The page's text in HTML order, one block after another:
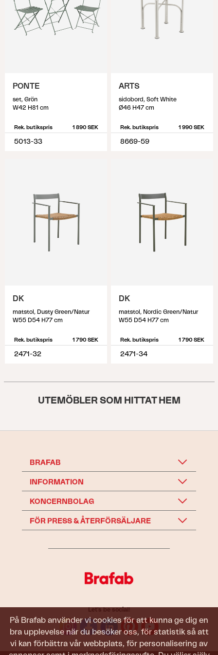
På Brafab använder vi cookies för att kunna ge dig en
bra upplevelse när du besöker oss, för statistik så att
vi kan förbättra vår webbplats, för personalisering av
PONTE
set, Grön
W42 H81 cm
Rek. butikspris 1 890 SEK
5013-33
ARTS
sidobord, Soft White
Ø46 H47 cm
Rek. butikspris 1 990 SEK
8669-59
DK
matstol, Dusty Green/Natur
W55 D54 H77 cm
Rek. butikspris 1 790 SEK
2471-32
DK
matstol, Nordic Green/Natur
W55 D54 H77 cm
Rek. butikspris 1 790 SEK
2471-34
UTEMÖBLER SOM HITTAT HEM
BRAFAB
INFORMATION
KONCERNBOLAG
FÖR PRESS & ÅTERFÖRSÄLJARE
Let's be social!